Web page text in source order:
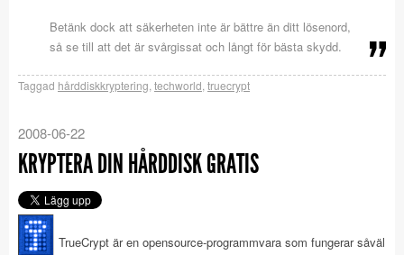
Betänk dock att säkerheten inte är bättre än ditt lösenord,
så se till att det är svårgissat och långt för bästa skydd.
Taggad hårddiskkryptering techworld truecrypt
2008-06-22
KRYPTERA DIN HÅRDDISK GRATIS
TrueCrypt är en opensource-programmvara som fungerar såväl